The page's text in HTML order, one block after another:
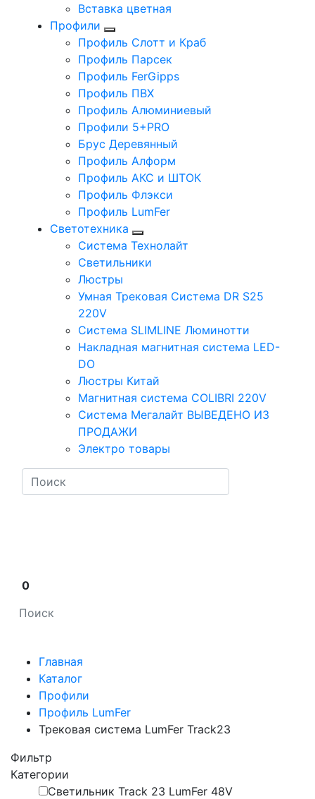
Вставка цветная
Профили
Профиль Слотт и Краб
Профиль Парсек
Профиль FerGipps
Профиль ПВХ
Профиль Алюминиевый
Профили 5+PRO
Брус Деревянный
Профиль Алформ
Профиль АКС и ШТОК
Профиль Флэкси
Профиль LumFer
Светотехника
Система Технолайт
Светильники
Люстры
Умная Трековая Система DR S25
220V
Система SLIMLINE Люминотти
Накладная магнитная система LED-
DO
Люстры Китай
Магнитная система COLIBRI 220V
Система Мегалайт ВЫВЕДЕНО ИЗ
ПРОДАЖИ
Электро товары
0
Главная
Каталог
Профили
Профиль LumFer
Трековая система LumFer Track23
Фильтр
Категории
Светильник Track 23 LumFer 48V